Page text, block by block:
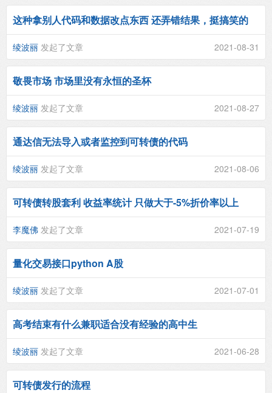
这种拿别人代码和数据改点东西 还弄错结果，挺搞笑的
绫波丽 发起了文章 2021-08-31
敬畏市场 市场里没有永恒的圣杯
绫波丽 发起了文章 2021-08-27
通达信无法导入或者监控到可转债的代码
绫波丽 发起了文章 2021-08-06
可转债转股套利 收益率统计 只做大于-5%折价率以上
李魔佛 发起了文章 2021-07-19
量化交易接口python A股
绫波丽 发起了文章 2021-07-01
高考结束有什么兼职适合没有经验的高中生
绫波丽 发起了文章 2021-06-28
可转债发行的流程